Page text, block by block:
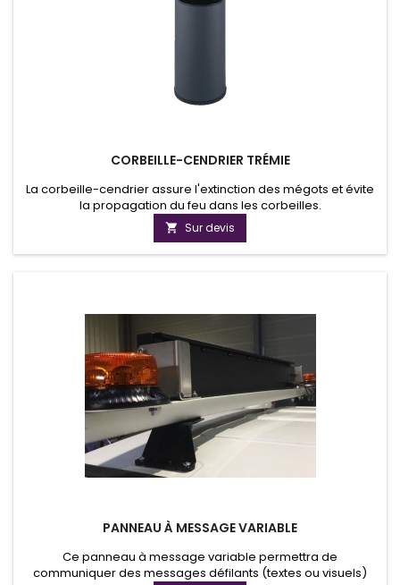
CORBEILLE-CENDRIER TRÉMIE
La corbeille-cendrier assure l'extinction des mégots et évite
la propagation du feu dans les corbeilles.
 Sur devis
PANNEAU À MESSAGE VARIABLE
Ce panneau à message variable permettra de
communiquer des messages défilants (textes ou visuels)